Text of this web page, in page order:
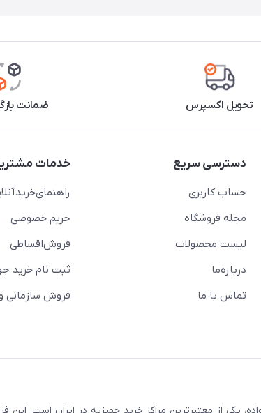
تحویل اکسپرس ضمانت
دسترسی سریع
حساب کاربری
مجله فروشگاه
لیست محصولات
درباره‌ما
تماس با ما
خدمات
حریم خصوصی
فروش‌اقساطی
ثبت نام خرید
فروش سازمانی